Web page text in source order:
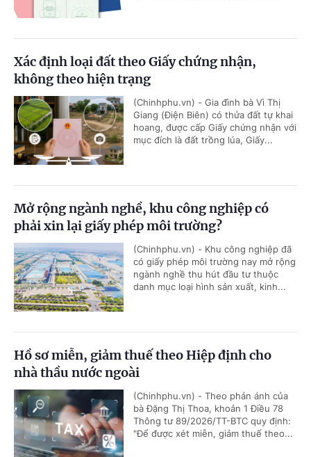
Xác định loại đất theo Giấy chứng nhận,
không theo hiện trạng
(Chinhphu.vn) - Gia đình bà Vì Thị
Giang (Điện Biên) có thửa đất tự khai
hoang, được cấp Giấy chứng nhận với
mục đích là đất trồng lúa, Giấy...
Mở rộng ngành nghề, khu công nghiệp có
phải xin lại giấy phép môi trường?
(Chinhphu.vn) - Khu công nghiệp đã
có giấy phép môi trường nay mở rộng
ngành nghề thu hút đầu tư thuộc
danh mục loại hình sản xuất, kinh...
Hồ sơ miễn, giảm thuế theo Hiệp định cho
nhà thầu nước ngoài
(Chinhphu.vn) - Theo phản ánh của
bà Đặng Thị Thoa, khoản 1 Điều 78
Thông tư 89/2026/TT-BTC quy định:
"Để được xét miễn, giảm thuế theo...